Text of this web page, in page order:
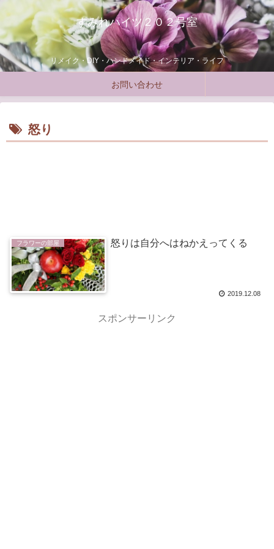
すみれハイツ２０２号室
リメイク・DIY・ハンドメイド・インテリア・ライフ
お問い合わせ
怒り
フラワーの部屋 怒りは自分へはねかえってくる
2019.12.08
スポンサーリンク